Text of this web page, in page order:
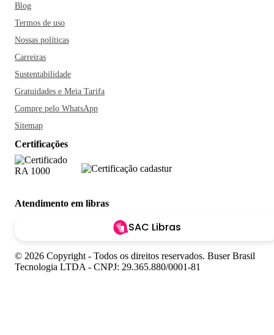
Blog
Termos de uso
Nossas políticas
Carreiras
Sustentabilidade
Gratuidades e Meia Tarifa
Compre pelo WhatsApp
Sitemap
Certificações
Atendimento em libras
SAC Libras
© 2026 Copyright - Todos os direitos reservados. Buser Brasil
Tecnologia LTDA - CNPJ: 29.365.880/0001-81